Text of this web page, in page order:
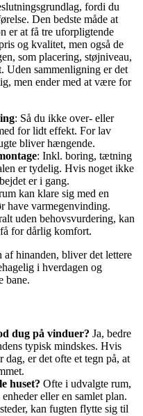
fordi du
Den bedste måde at
er at få tre uforpligtende
og kvalitet, men også de
som placering, støjniveau,
Uden sammenligning er det
men ender med at være for
: Så du ikke over- eller
for lidt effekt. For lav
bliver hængende.
: Inkl. boring, tætning
er tydelig. Hvis noget ikke
er i gang.
kan klare sig med en
have varmegenvinding.
uden behovsvurdering, kan
for dårlig komfort.
hinanden, bliver det lettere
i hverdagen og
bane.
dug på vinduer? Ja, bedre
typisk mindskes. Hvis
dag, er det ofte et tegn på, at
huset? Ofte i udvalgte rum,
eller en samlet plan.
kan fugten flytte sig til